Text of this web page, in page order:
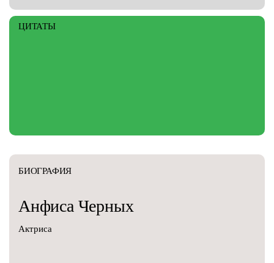
ЦИТАТЫ
БИОГРАФИЯ
Анфиса Черных
Актриса